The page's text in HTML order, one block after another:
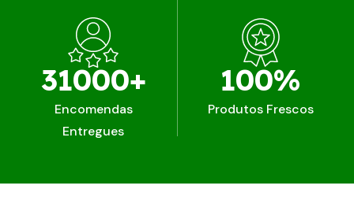
31000+
Encomendas
Entregues
100%
Produtos Frescos